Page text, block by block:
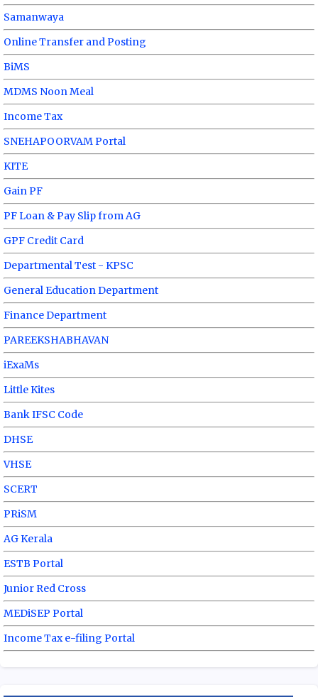
Samanwaya
Online Transfer and Posting
BiMS
MDMS Noon Meal
Income Tax
SNEHAPOORVAM Portal
KITE
Gain PF
PF Loan & Pay Slip from AG
GPF Credit Card
Departmental Test - KPSC
General Education Department
Finance Department
PAREEKSHABHAVAN
iExaMs
Little Kites
Bank IFSC Code
DHSE
VHSE
SCERT
PRiSM
AG Kerala
ESTB Portal
Junior Red Cross
MEDiSEP Portal
Income Tax e-filing Portal